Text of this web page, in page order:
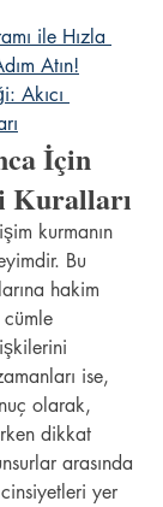
ile Hızla
Atın!
Akıcı
İçin
Kuralları
kurmanın
Bu
hakim
ise,
olarak,
dikkat
arasında
yer